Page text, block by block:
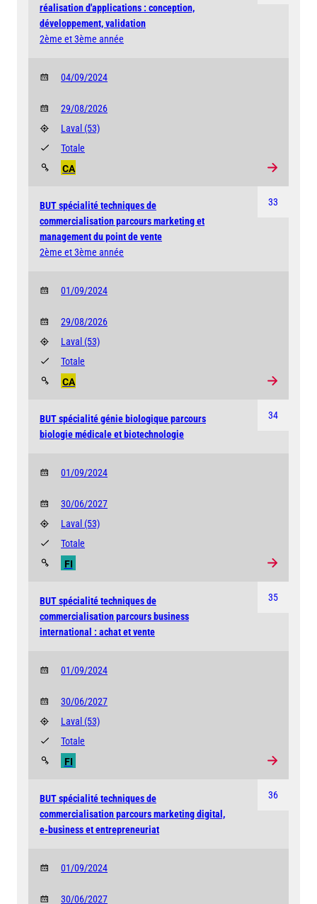
réalisation d'applications : conception,
développement, validation
2ème et 3ème année
04/09/2024
29/08/2026
Laval (53)
CA
Totale
33
BUT spécialité techniques de
commercialisation parcours marketing et
management du point de vente
2ème et 3ème année
01/09/2024
29/08/2026
Laval (53)
CA
Totale
34
BUT spécialité génie biologique parcours
biologie médicale et biotechnologie
01/09/2024
30/06/2027
Laval (53)
FI
Totale
35
BUT spécialité techniques de
commercialisation parcours business
international : achat et vente
01/09/2024
30/06/2027
Laval (53)
FI
Totale
36
BUT spécialité techniques de
commercialisation parcours marketing digital,
e-business et entrepreneuriat
01/09/2024
30/06/2027